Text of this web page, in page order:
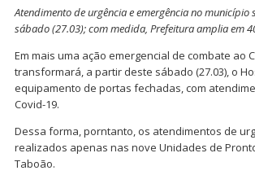
Atendimento de urgência e emergência no
sábado (27.03); com medida, Prefeitura amplia em
Em mais uma ação emergencial de combate
transformará, a partir deste sábado (27.03), o
equipamento de portas fechadas, com
Covid-19.
Dessa forma, porntanto, os atendimentos de
realizados apenas nas nove Unidades de
Taboão.